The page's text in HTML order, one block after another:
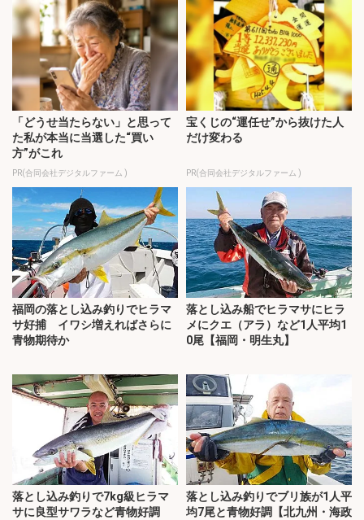
「どうせ当たらない」と思って
た私が本当に当選した“買い
方”がこれ
PR(合同会社デジタルファーム )
宝くじの“運任せ”から抜けた人
だけ変わる
PR(合同会社デジタルファーム )
福岡の落とし込み釣りでヒラマ
サ好捕 イワシ増えればさらに
青物期待か
落とし込み船でヒラマサにヒラ
メにクエ（アラ）など1人平均1
0尾【福岡・明生丸】
落とし込み釣りで7kg級ヒラマ
サに良型サワラなど青物好調
落とし込み釣りでブリ族が1人平
均7尾と青物好調【北九州・海政